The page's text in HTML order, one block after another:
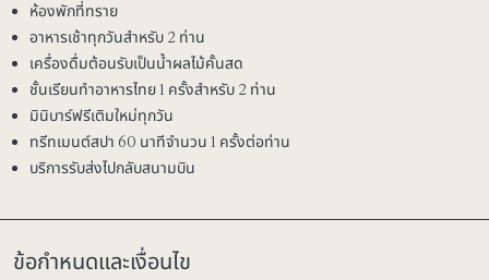
ห้องพักที่ทราย
อาหารเช้าทุกวันสำหรับ 2 ท่าน
เครื่องดื่มต้อนรับเป็นน้ำผลไม้คั้นสด
ชั้นเรียนทำอาหารไทย 1 ครั้งสำหรับ 2 ท่าน
มินิบาร์ฟรีเติมใหม่ทุกวัน
ทรีทเมนต์สปา 60 นาทีจำนวน 1 ครั้งต่อท่าน
บริการรับส่งไปกลับสนามบิน
ข้อกำหนดและเงื่อนไข